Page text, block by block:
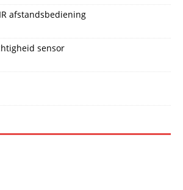
afstandsbediening
sensor